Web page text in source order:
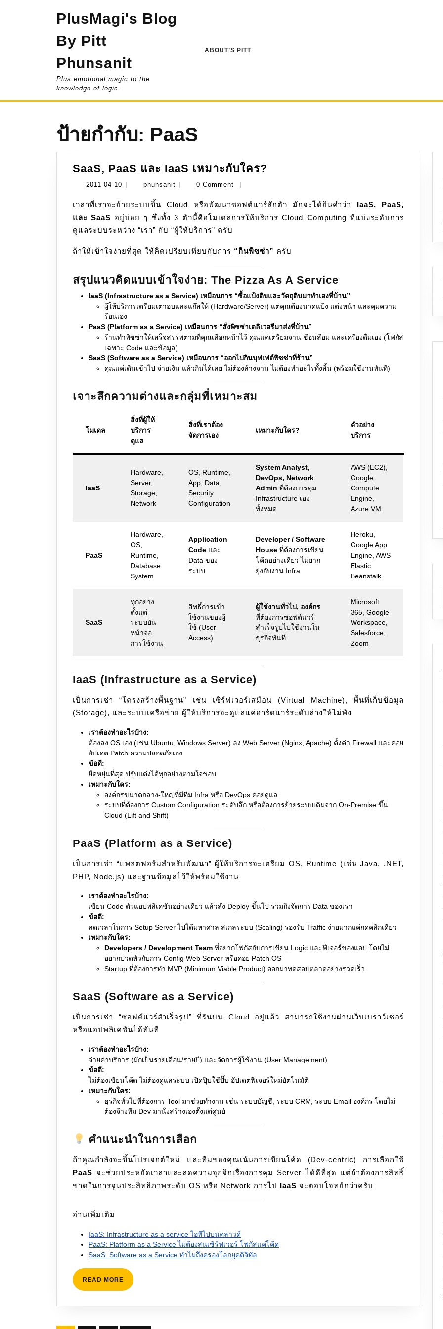
PlusMagi's Blog
By Pitt
Phunsanit
Plus emotional magic to the
knowledge of logic.
ABOUT’S PITT
ป้ายกำกับ: PaaS
SaaS, PaaS และ IaaS เหมาะกับใคร?
IaaS
เหมาะ
ใคร?
2011-04-10 2011-
10
phunsanit phunsanit0 Comment
เวลาที่เราจะย้ายระบบขึ้น Cloud หรือพัฒนาซอฟต์แวร์สักตัว มักจะได้ยินคำว่า IaaS, PaaS,
และ SaaS อยู่บ่อย ๆ ซึ่งทั้ง 3 ตัวนี้คือโมเดลการให้บริการ Cloud Computing ที่แบ่งระดับการ
ดูแลระบบระหว่าง “เรา” กับ “ผู้ให้บริการ” ครับ
ถ้าให้เข้าใจง่ายที่สุด ให้คิดเปรียบเทียบกับการ “กินพิซซ่า” ครับ
สรุปแนวคิดแบบเข้าใจง่าย: The Pizza As A Service
IaaS (Infrastructure as a Service) เหมือนการ “ซื้อแป้งดิบและวัตถุดิบมาทำเองที่บ้าน”
ผู้ให้บริการเตรียมเตาอบและแก๊สให้ (Hardware/Server) แต่คุณต้องนวดแป้ง แต่งหน้า และคุมความ
ร้อนเอง
PaaS (Platform as a Service) เหมือนการ “สั่งพิซซ่าเดลิเวอรีมาส่งที่บ้าน”
ร้านทำพิซซ่าให้เสร็จสรรพตามที่คุณเลือกหน้าไว้ คุณแค่เตรียมจาน ช้อนส้อม และเครื่องดื่มเอง (โฟกัส
เฉพาะ Code และข้อมูล)
SaaS (Software as a Service) เหมือนการ “ออกไปกินบุฟเฟต์พิซซ่าที่ร้าน”
คุณแค่เดินเข้าไป จ่ายเงิน แล้วกินได้เลย ไม่ต้องล้างจาน ไม่ต้องทำอะไรทั้งสิ้น (พร้อมใช้งานทันที)
เจาะลึกความต่างและกลุ่มที่เหมาะสม
โมเดล
สิ่งที่ผู้ให้
บริการ
ดูแล
สิ่งที่เราต้อง
จัดการเอง
เหมาะกับใคร?
ตัวอย่าง
บริการ
IaaS
Hardware,
Server,
Storage,
Network
OS, Runtime,
App, Data,
Security
Configuration
System Analyst,
DevOps, Network
Admin ที่ต้องการคุม
Infrastructure เอง
ทั้งหมด
AWS (EC2),
Google
Compute
Engine,
Azure VM
PaaS
Hardware,
OS,
Runtime,
Database
System
Application
Code และ
Data ของ
ระบบ
Developer / Software
House ที่ต้องการเขียน
โค้ดอย่างเดียว ไม่ยาก
ยุ่งกับงาน Infra
Heroku,
Google App
Engine, AWS
Elastic
Beanstalk
SaaS
ทุกอย่าง
ตั้งแต่
ระบบยัน
หน้าจอ
การใช้งาน
สิทธิ์การเข้า
ใช้งานของผู้
ใช้ (User
Access)
ผู้ใช้งานทั่วไป, องค์กร
ที่ต้องการซอฟต์แวร์
สำเร็จรูปไปใช้งานใน
ธุรกิจทันที
Microsoft
365, Google
Workspace,
Salesforce,
Zoom
IaaS (Infrastructure as a Service)
เป็นการเช่า “โครงสร้างพื้นฐาน” เช่น เซิร์ฟเวอร์เสมือน (Virtual Machine), พื้นที่เก็บข้อมูล
(Storage), และระบบเครือข่าย ผู้ให้บริการจะดูแลแค่ฮาร์ดแวร์ระดับล่างให้ไม่พัง
เราต้องทำอะไรบ้าง:
ต้องลง OS เอง (เช่น Ubuntu, Windows Server) ลง Web Server (Nginx, Apache) ตั้งค่า Firewall และคอย
อัปเดต Patch ความปลอดภัยเอง
ข้อดี:
ยืดหยุ่นที่สุด ปรับแต่งได้ทุกอย่างตามใจชอบ
เหมาะกับใคร:
องค์กรขนาดกลาง-ใหญ่ที่มีทีม Infra หรือ DevOps คอยดูแล
ระบบที่ต้องการ Custom Configuration ระดับลึก หรือต้องการย้ายระบบเดิมจาก On-Premise ขึ้น
Cloud (Lift and Shift)
PaaS (Platform as a Service)
เป็นการเช่า “แพลตฟอร์มสำหรับพัฒนา” ผู้ให้บริการจะเตรียม OS, Runtime (เช่น Java, .NET,
PHP, Node.js) และฐานข้อมูลไว้ให้พร้อมใช้งาน
เราต้องทำอะไรบ้าง:
เขียน Code ตัวแอปพลิเคชันอย่างเดียว แล้วสั่ง Deploy ขึ้นไป รวมถึงจัดการ Data ของเรา
ข้อดี:
ลดเวลาในการ Setup Server ไปได้มหาศาล สเกลระบบ (Scaling) รองรับ Traffic ง่ายมากแค่กดคลิกเดียว
เหมาะกับใคร:
Developers / Development Team ที่อยากโฟกัสกับการเขียน Logic และฟีเจอร์ของแอป โดยไม่
อยากปวดหัวกับการ Config Web Server หรือคอย Patch OS
Startup ที่ต้องการทำ MVP (Minimum Viable Product) ออกมาทดสอบตลาดอย่างรวดเร็ว
SaaS (Software as a Service)
เป็นการเช่า “ซอฟต์แวร์สำเร็จรูป” ที่รันบน Cloud อยู่แล้ว สามารถใช้งานผ่านเว็บเบราว์เซอร์
หรือแอปพลิเคชันได้ทันที
เราต้องทำอะไรบ้าง:
จ่ายค่าบริการ (มักเป็นรายเดือน/รายปี) และจัดการผู้ใช้งาน (User Management)
ข้อดี:
ไม่ต้องเขียนโค้ด ไม่ต้องดูแลระบบ เปิดปุ๊บใช้ปั๊บ อัปเดตฟีเจอร์ใหม่อัตโนมัติ
เหมาะกับใคร:
ธุรกิจทั่วไปที่ต้องการ Tool มาช่วยทำงาน เช่น ระบบบัญชี, ระบบ CRM, ระบบ Email องค์กร โดยไม่
ต้องจ้างทีม Dev มานั่งสร้างเองตั้งแต่ศูนย์
คำแนะนำในการเลือก
ถ้าคุณกำลังจะขึ้นโปรเจกต์ใหม่ และทีมของคุณเน้นการเขียนโค้ด (Dev-centric) การเลือกใช้
PaaS จะช่วยประหยัดเวลาและลดความจุกจิกเรื่องการคุม Server ได้ดีที่สุด แต่ถ้าต้องการสิทธิ์
ขาดในการจูนประสิทธิภาพระดับ OS หรือ Network การไป IaaS จะตอบโจทย์กว่าครับ
อ่านเพิ่มเติม
IaaS: Infrastructure as a service ไอทีไปบนคลาวด์
PaaS: Platform as a Service ไม่ต้องสนเซิร์ฟเวอร์ โฟกัสแค่โค้ด
SaaS: Software as a Service ทำไมถึงครองโลกยุคดิจิทัล
READ MORE READ
MORE